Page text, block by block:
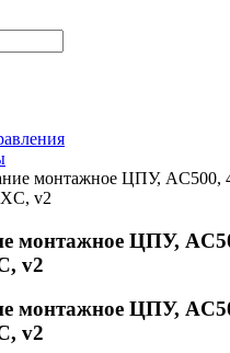
монтажное ЦПУ, AC500,
v2
монтажное ЦПУ,
v2
монтажное ЦПУ,
v2